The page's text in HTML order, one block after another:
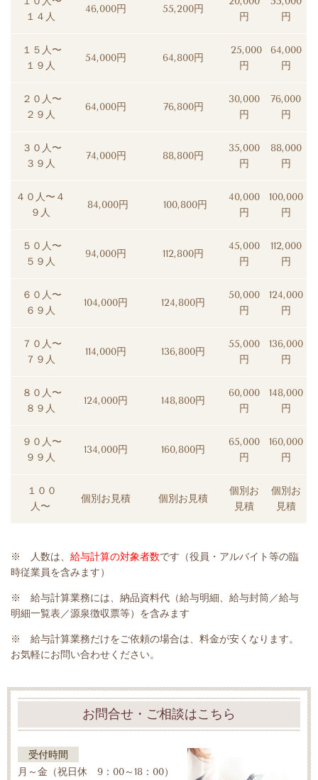
１４人
46,000円 55,200円
円
円
１５人〜
１９人
54,000円 64,800円
25,000
円
64,000
円
２０人〜
２９人
64,000円 76,800円
30,000
円
76,000
円
３０人〜
３９人
74,000円 88,800円
35,000
円
88,000
円
４０人〜４
９人
84,000円 100,800円
40,000
円
100,000
円
５０人〜
５９人
94,000円 112,800円
45,000
円
112,000
円
６０人〜
６９人
104,000円 124,800円
50,000
円
124,000
円
７０人〜
７９人
114,000円 136,800円
55,000
円
136,000
円
８０人〜
８９人
124,000円 148,800円
60,000
円
148,000
円
９０人〜
９９人
134,000円 160,800円
65,000
円
160,000
円
１００
人〜
個別お見積 個別お見積
個別お
見積
個別お
見積
※ 人数は、 給与計算の対象者数です（役員・アルバイト等の臨
時従業員を含みます）
※ 給与計算業務には、納品資料代（給与明細、給与封筒／給与
明細一覧表／源泉徴収票等）を含みます
※ 給与計算業務だけをご依頼の場合は、料金が安くなります。
お気軽にお問い合わせください。
お問合せ・ご相談はこちら
受付時間
月～金（祝日休 9：00～18：00）